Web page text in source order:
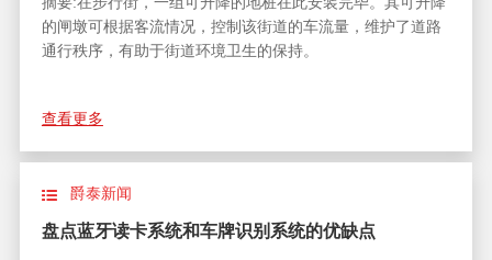
的闸墩可根据客流情况，控制该街道的车流量，维护了道路
通行秩序，有助于街道环境卫生的保持。
查看更多
爵泰新闻
盘点蓝牙读卡系统和车牌识别系统的优缺点